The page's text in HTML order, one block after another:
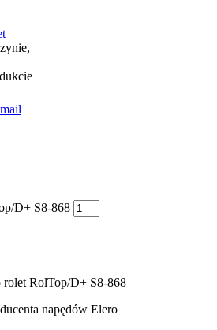
D+ S8-868
RolTop/D+ S8-868
napędów Elero